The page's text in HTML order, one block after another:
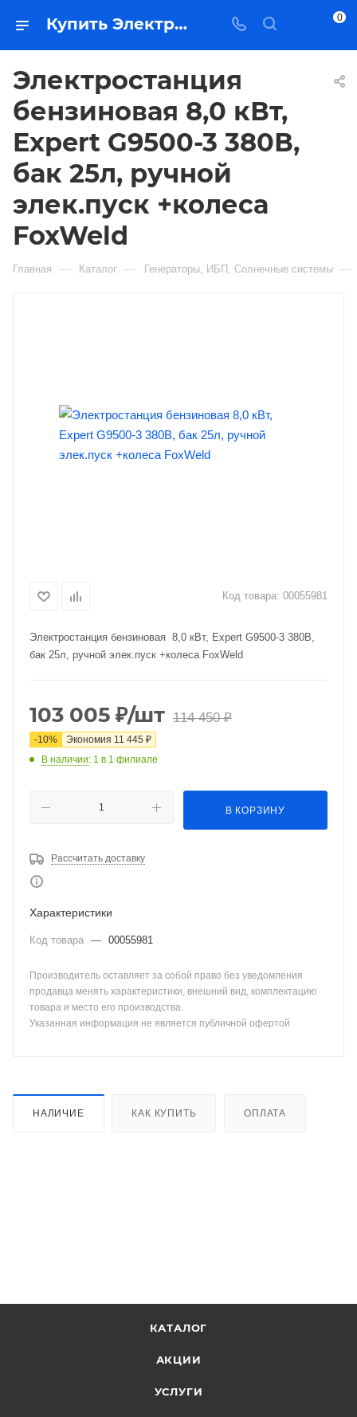
Купить Электростанция бензиновая 8,0 кВт, Expert G9500-3 380В, бак 25л, ручной элек.пуск +колеса FoxWeld в Якутске — цена, характеристики, подбор | Востоктехторг 0
Электростанция
бензиновая 8,0 кВт,
Expert G9500-3 380В,
бак 25л, ручной
элек.пуск +колеса
FoxWeld
Главная — Каталог — Генераторы, ИБП, Солнечные системы —
Код товара: 00055981
Электростанция бензиновая 8,0 кВт, Expert G9500-3 380В,
бак 25л, ручной элек.пуск +колеса FoxWeld
103 005 ₽/шт 114 450₽
-10% Экономия 11 445 ₽
В наличии: 1 в 1 филиале
В КОРЗИНУ
Рассчитать доставку
Характеристики
Код товара — 00055981
Производитель оставляет за собой право без уведомления
продавца менять характеристики, внешний вид, комплектацию
товара и место его производства.
Указанная информация не является публичной офертой
НАЛИЧИЕ КАК КУПИТЬ ОПЛАТА
КАТАЛОГ
АКЦИИ
УСЛУГИ